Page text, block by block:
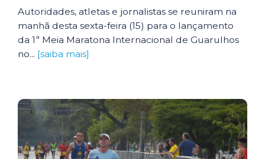
Autoridades, atletas e jornalistas se reuniram na
manhã desta sexta-feira (15) para o lançamento
da 1ª Meia Maratona Internacional de Guarulhos
no... [saiba mais]